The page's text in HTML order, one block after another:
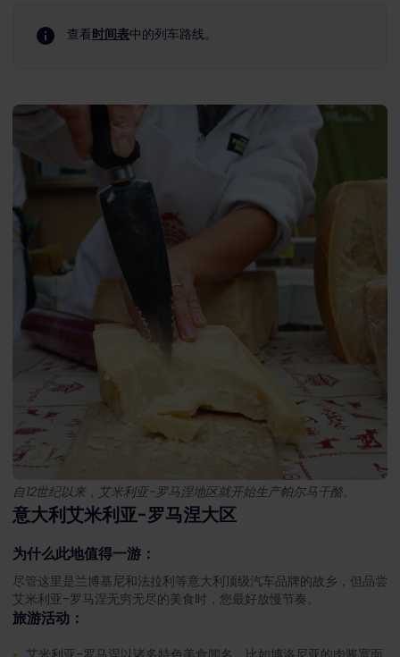
查看时间表中的列车路线。
自12世纪以来，艾米利亚-罗马涅地区就开始生产帕尔马干酪。
意大利艾米利亚-罗马涅大区
为什么此地值得一游：
尽管这里是兰博基尼和法拉利等意大利顶级汽车品牌的故乡，但品尝
艾米利亚-罗马涅无穷无尽的美食时，您最好放慢节奏。
旅游活动：